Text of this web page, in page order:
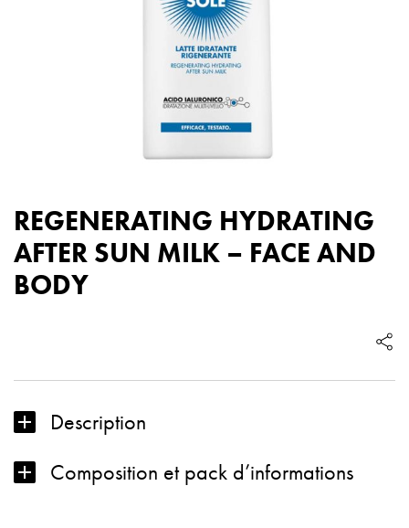
REGENERATING HYDRATING
AFTER SUN MILK – FACE AND
BODY
Description
Composition et pack d’informations